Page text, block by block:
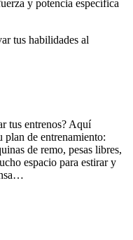
y potencia específica
tus habilidades al
tus entrenos? Aquí
plan de entrenamiento:
de remo, pesas libres,
espacio para estirar y